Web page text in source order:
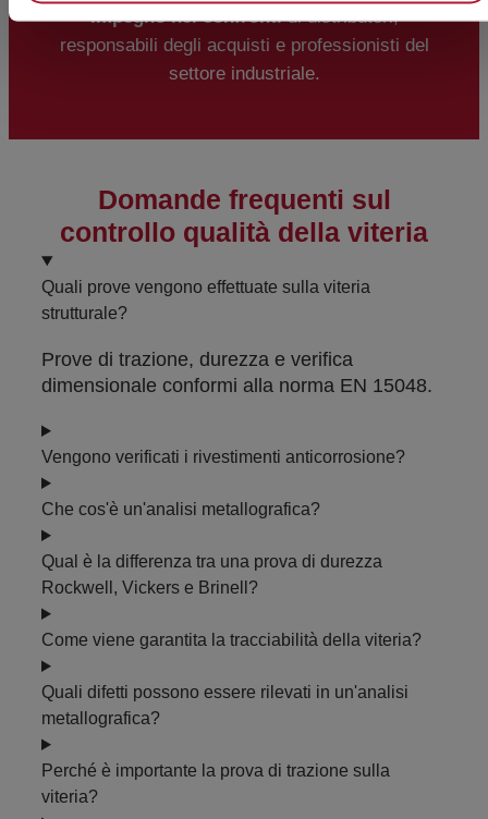
impegno nei confrontidi distributori,
responsabili degli acquisti e professionisti del
settore industriale.
Domande frequenti sul
controllo qualità della viteria
Quali prove vengono effettuate sulla viteria
strutturale?
Prove di trazione, durezza e verifica
dimensionale conformi alla norma EN 15048.
Vengono verificati i rivestimenti anticorrosione?
Che cos'è un'analisi metallografica?
Qual è la differenza tra una prova di durezza
Rockwell, Vickers e Brinell?
Come viene garantita la tracciabilità della viteria?
Quali difetti possono essere rilevati in un'analisi
metallografica?
Perché è importante la prova di trazione sulla
viteria?